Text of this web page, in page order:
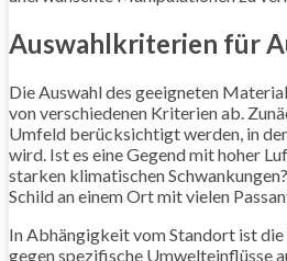
Auswahlkriterien für
Die Auswahl des geeigneten
von verschiedenen Kriterien ab.
Umfeld berücksichtigt werden, in
wird. Ist es eine Gegend mit hoher
starken klimatischen
Schild an einem Ort mit vielen
In Abhängigkeit vom Standort ist
gegen spezifische Umwelteinflüsse